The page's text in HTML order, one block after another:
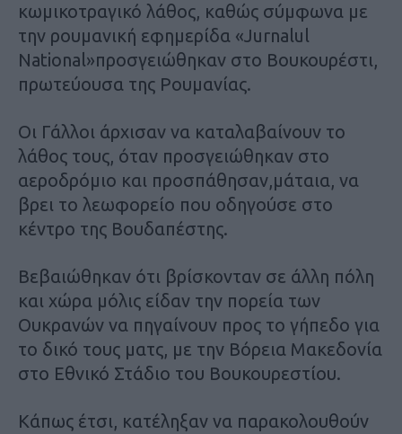
κωμικοτραγικό λάθος, καθώς σύμφωνα με
την ρουμανική εφημερίδα «Jurnalul
National»προσγειώθηκαν στο Βουκουρέστι,
πρωτεύουσα της Ρουμανίας.
Οι Γάλλοι άρχισαν να καταλαβαίνουν το
λάθος τους, όταν προσγειώθηκαν στο
αεροδρόμιο και προσπάθησαν,μάταια, να
βρει το λεωφορείο που οδηγούσε στο
κέντρο της Βουδαπέστης.
Βεβαιώθηκαν ότι βρίσκονταν σε άλλη πόλη
και χώρα μόλις είδαν την πορεία των
Ουκρανών να πηγαίνουν προς το γήπεδο για
το δικό τους ματς, με την Βόρεια Μακεδονία
στο Εθνικό Στάδιο του Βουκουρεστίου.
Κάπως έτσι, κατέληξαν να παρακολουθούν